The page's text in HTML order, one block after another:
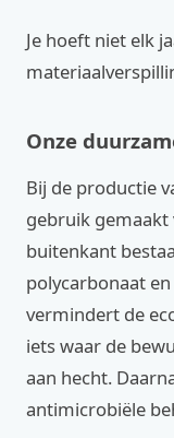
Je hoeft niet elk
Onze
Bij de productie
gebruik gemaakt
buitenkant
polycarbonaat
vermindert de
iets waar de
aan hecht.
antimicrobiële